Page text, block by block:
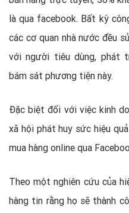
là qua facebook. Bất kỳ
các cơ quan nhà nước đều
với người tiêu dùng, phát
bám sát phương tiện này.
Đặc biệt đối với việc kinh
xã hội phát huy sức hiệu
mua hàng online qua
Theo một nghiên cứu của
hàng tin rằng họ sẽ thành